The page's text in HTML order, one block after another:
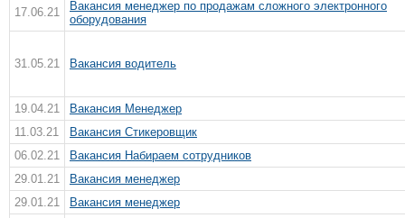
17.06.21
Вакансия менеджер по продажам сложного электронного
оборудования
31.05.21 Вакансия водитель
19.04.21
Вакансия Менеджер
11.03.21
Вакансия Стикеровщик
06.02.21
Вакансия Набираем сотрудников
29.01.21
Вакансия менеджер
29.01.21
Вакансия менеджер